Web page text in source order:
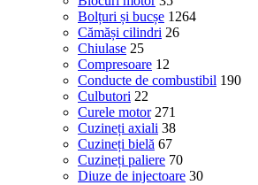
Bolțuri și bucșe 1264
Cămăși cilindri 26
Chiulase 25
Compresoare 12
Conducte de combustibil 190
Culbutori 22
Curele motor 271
Cuzineți axiali 38
Cuzineți bielă 67
Cuzineți paliere 70
Diuze de injectoare 30